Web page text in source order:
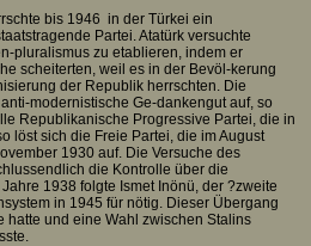
bis 1946 in der Türkei ein
Partei. Atatürk versuchte
pluralismus zu etablieren, indem er
scheiterten, weil es in der Bevöl-kerung
der Republik herrschten. Die
modernistische Ge-dankengut auf, so
Republikanische Progressive Partei, die in
löst sich die Freie Partei, die im August
1930 auf. Die Versuche des
die Kontrolle über die
1938 folgte Ismet Inönü, der ?zweite
in 1945 für nötig. Dieser Übergang
und eine Wahl zwischen Stalins